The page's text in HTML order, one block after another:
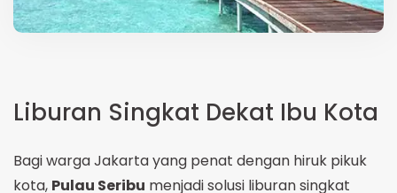
Liburan Singkat Dekat Ibu Kota
Bagi warga Jakarta yang penat dengan hiruk pikuk
kota, Pulau Seribu menjadi solusi liburan singkat